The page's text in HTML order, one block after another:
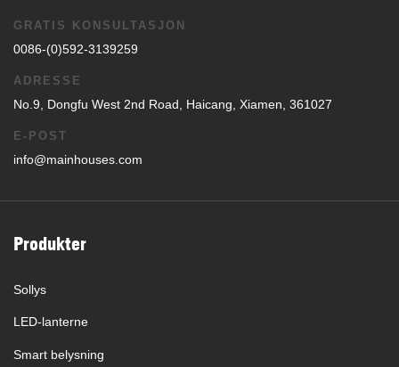
GRATIS KONSULTASJON
0086-(0)592-3139259
ADRESSE
No.9, Dongfu West 2nd Road, Haicang, Xiamen, 361027
E-POST
info@mainhouses.com
Produkter
Sollys
LED-lanterne
Smart belysning